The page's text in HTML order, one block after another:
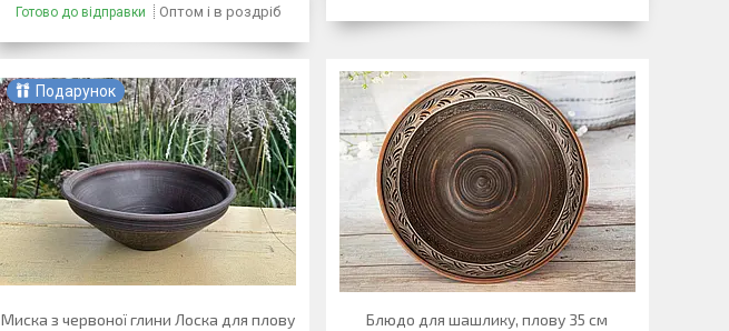
Готово до відправки Оптом і в роздріб
Подарунок
Миска з червоної глини Лоска для плову
Блюдо для шашлику, плову 35 см